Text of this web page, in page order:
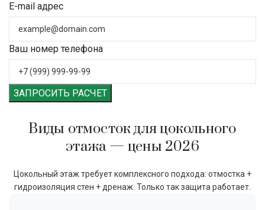
E-mail адрес
Ваш номер телефона
ЗАПРОСИТЬ РАСЧЕТ
Виды отмосток для цокольного
этажа — цены 2026
Цокольный этаж требует комплексного подхода: отмостка +
гидроизоляция стен + дренаж. Только так защита работает.